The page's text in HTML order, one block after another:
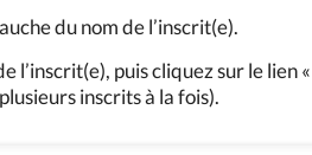
du nom de l’inscrit(e).
l’inscrit(e), puis cliquez sur le lien
inscrits à la fois).